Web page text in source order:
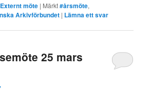
Externt möte | Märkt#årsmöte,
Arkivförbundet | Lämna ett svar
25 mars